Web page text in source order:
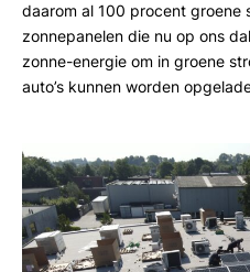
daarom al 100 procent groene
zonnepanelen die nu op ons
zonne-energie om in groene
auto’s kunnen worden